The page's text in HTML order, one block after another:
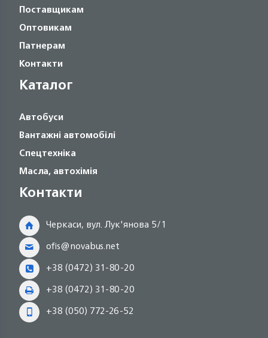
Поставщикам
Оптовикам
Патнерам
Контакти
Каталог
Автобуси
Вантажні автомобілі
Спецтехніка
Масла, автохімія
Контакти
Черкаси, вул. Лук'янова 5/1
ofis@novabus.net
+38 (0472) 31-80-20
+38 (0472) 31-80-20
+38 (050) 772-26-52